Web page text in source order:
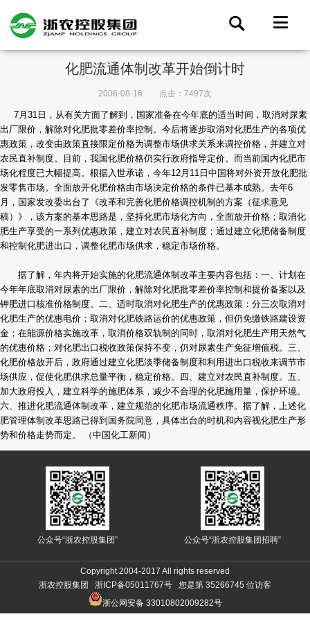
化肥流通体制改革开始倒计时
2006-08-16 点击：7497次
7月31日，从有关方面了解到，国家准备在今年底的适当时间，取消对尿素
出厂限价，解除对化肥批零差价率控制。今后将逐步取消对化肥生产的各项优
惠政策，改变由政策直接限定价格为调整市场供求关系来调控价格，并建立对
农民直补制度。目前，我国化肥价格仍实行政府指导定价。而当前国内化肥市
场化程度已大幅提高。根据入世承诺，今年12月11日中国将对外资开放化肥批
发零售市场。全面放开化肥价格由市场决定价格的条件已基本成熟。去年6
月，国家发改委出台了《改革和完善化肥价格调控机制的方案（征求意见
稿）》，该方案的基本思路是，坚持化肥市场化方向，全面放开价格；取消化
肥生产享受的一系列优惠政策，建立对农民直补制度；通过建立化肥储备制度
和控制化肥进出口，调整化肥市场供求，稳定市场价格。
据了解，年内将开始实施的化肥流通体制改革主要内容包括：一、计划在
今年年底取消对尿素的出厂限价，解除对化肥批零差价率控制和提价备案以及
钾肥进口核准价格制度。二、适时取消对化肥生产的优惠政策：分三次取消对
化肥生产的优惠电价；取消对化肥铁路运价的优惠政策，但仍免缴铁路建设资
金；在能源价格实施改革，取消价格双轨制的同时，取消对化肥生产用天然气
的优惠价格；对化肥出口税收政策保持不变，仍对尿素生产免征增值税。三、
化肥价格放开后，政府通过建立化肥淡季储备制度和利用进出口税收来调节市
场供应，促使化肥供求总量平衡，稳定价格。四、建立对农民直补制度。五、
加大政府投入，建立科学的施肥体系，减少不合理的化肥施用量，保护环境。
六、推进化肥流通体制改革，建立规范的化肥市场流通秩序。据了解，上述化
肥管理体制改革思路已得到国务院同意，具体出台的时机和内容视化肥生产形
势和价格走势而定。 （中国化工新闻）
公众号“浙农控股集团” 公众号“浙农控股集团招聘”
Copyright 2004-2017 All rights reserved
浙农控股集团 浙ICP备05011767号 您是第 35266745 位访客
浙公网安备 33010802009282号